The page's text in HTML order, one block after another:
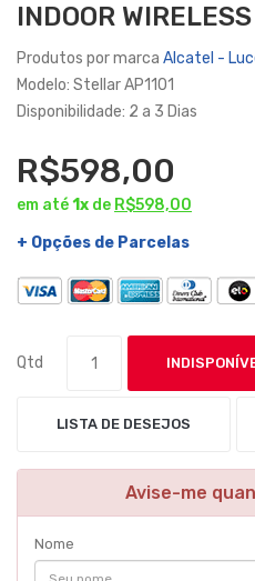
INDOOR WIRELESS
Produtos por marca Alcatel -
Modelo: Stellar AP1101
Disponibilidade: 2 a 3 Dias
R$598,00
em até1x de R$598,00
+ Opções de Parcelas
Qtd
LISTA DE DESEJOS
Avise-me
Nome